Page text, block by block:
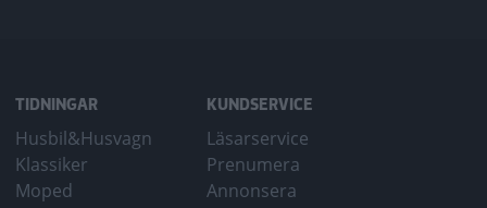
TIDNINGAR
Husbil&Husvagn
Klassiker
Moped
KUNDSERVICE
Läsarservice
Prenumera
Annonsera